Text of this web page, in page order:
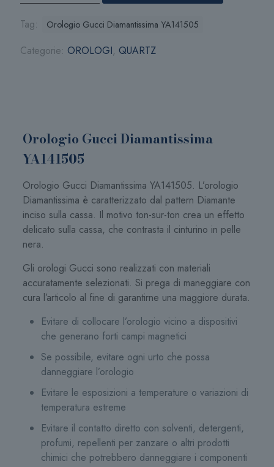
Diamantissima
YA141505
Tag: Orologio Gucci Diamantissima YA141505
Categorie: OROLOGI, QUARTZ
Orologio Gucci Diamantissima
YA141505
Orologio Gucci Diamantissima YA141505. L’orologio
Diamantissima è caratterizzato dal pattern Diamante
inciso sulla cassa. Il motivo ton-sur-ton crea un effetto
delicato sulla cassa, che contrasta il cinturino in pelle
nera.
Gli orologi Gucci sono realizzati con materiali
accuratamente selezionati. Si prega di maneggiare con
cura l’articolo al fine di garantirne una maggiore durata.
Evitare di collocare l’orologio vicino a dispositivi
che generano forti campi magnetici
Se possibile, evitare ogni urto che possa
danneggiare l’orologio
Evitare le esposizioni a temperature o variazioni di
temperatura estreme
Evitare il contatto diretto con solventi, detergenti,
profumi, repellenti per zanzare o altri prodotti
chimici che potrebbero danneggiare i componenti